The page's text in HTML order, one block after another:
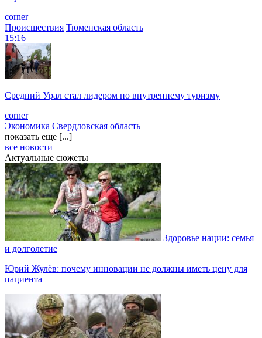
corner
Происшествия Тюменская область
15:16
Средний Урал стал лидером по внутреннему туризму
corner
Экономика Свердловская область
показать еще [...]
все новости
Актуальные сюжеты
Здоровье нации: семья
и долголетие
Юрий Жулёв: почему инновации не должны иметь цену для
пациента